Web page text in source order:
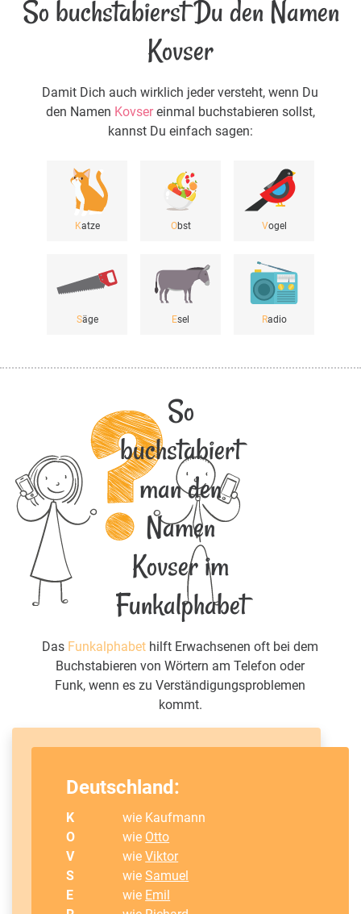
So buchstabierst Du den Namen
Kovser
Damit Dich auch wirklich jeder versteht, wenn Du
den Namen Kovsereinmal buchstabieren sollst,
kannst Du einfach sagen:
Katze Obst Vogel
Säge Esel Radio
So
buchstabiert
man den
Namen
Kovser im
Funkalphabet
Das Funkalphabet hilft Erwachsenen oft bei dem
Buchstabieren von Wörtern am Telefon oder
Funk, wenn es zu Verständigungsproblemen
kommt.
Deutschland:
K
wie Kaufmann
O
wie Otto
V
wieViktor
S
wieSamuel
E
wie Emil